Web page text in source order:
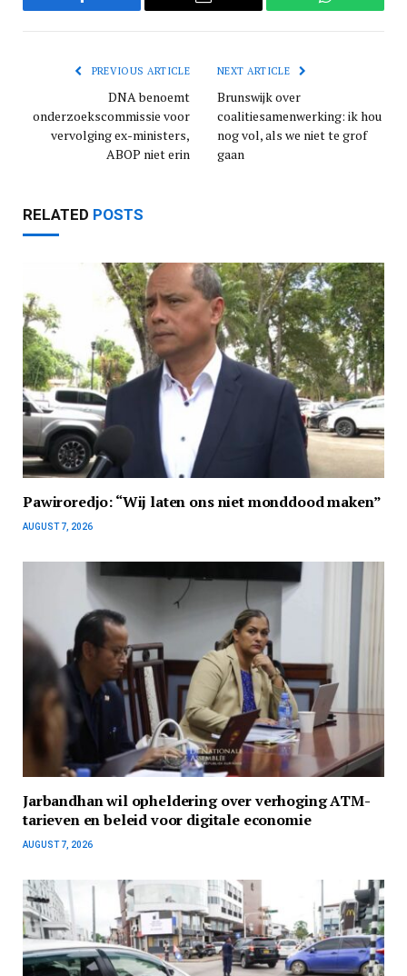
Facebook Email WhatsApp
PREVIOUS ARTICLE
DNA benoemt
onderzoekscommissie voor
vervolging ex-ministers,
ABOP niet erin
NEXT ARTICLE
Brunswijk over
coalitiesamenwerking: ik hou
nog vol, als we niet te grof
gaan
RELATED POSTS
Pawiroredjo: “Wij laten ons niet monddood maken”
AUGUST 7, 2026
Jarbandhan wil opheldering over verhoging ATM-
tarieven en beleid voor digitale economie
AUGUST 7, 2026